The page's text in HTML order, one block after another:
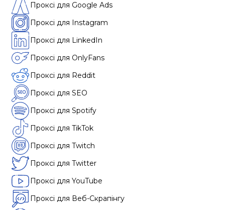
Проксі для Google Ads
Проксі для Instagram
Проксі для LinkedIn
Проксі для OnlyFans
Проксі для Reddit
Проксі для SEO
Проксі для Spotify
Проксі для TikTok
Проксі для Twitch
Проксі для Twitter
Проксі для YouTube
Проксі для Веб-Скрапінгу